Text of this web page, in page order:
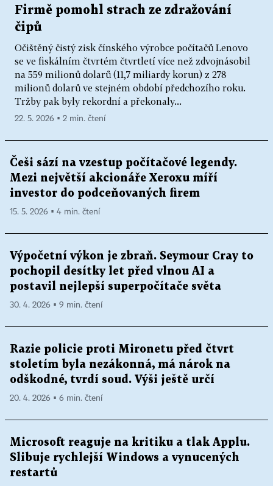
Firmě pomohl strach ze zdražování
čipů
Očištěný čistý zisk čínského výrobce počítačů Lenovo
se ve fiskálním čtvrtém čtvrtletí více než zdvojnásobil
na 559 milionů dolarů (11,7 miliardy korun) z 278
milionů dolarů ve stejném období předchozího roku.
Tržby pak byly rekordní a překonaly...
22. 5. 2026 ▪ 2 min. čtení
Češi sází na vzestup počítačové legendy.
Mezi největší akcionáře Xeroxu míří
investor do podceňovaných firem
15. 5. 2026 ▪ 4 min. čtení
Výpočetní výkon je zbraň. Seymour Cray to
pochopil desítky let před vlnou AI a
postavil nejlepší superpočítače světa
30. 4. 2026 ▪ 9 min. čtení
Razie policie proti Mironetu před čtvrt
stoletím byla nezákonná, má nárok na
odškodné, tvrdí soud. Výši ještě určí
20. 4. 2026 ▪ 6 min. čtení
Microsoft reaguje na kritiku a tlak Applu.
Slibuje rychlejší Windows a vynucených
restartů